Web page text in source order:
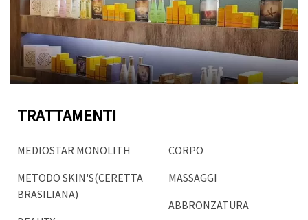
TRATTAMENTI
MEDIOSTAR MONOLITH
METODO SKIN'S(CERETTA
BRASILIANA)
CORPO
MASSAGGI
ABBRONZATURA